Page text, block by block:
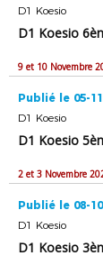
D1 Koesio
D1 Koesio
9 et 10 Novembre
Publié le 05-
D1 Koesio
D1 Koesio
2 et 3 Novembre
Publié le 08-
D1 Koesio
D1 Koesio